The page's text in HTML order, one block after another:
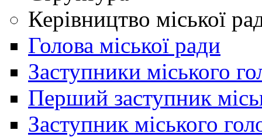
Керівництво міської
Голова міської ради
Заступники міського
Перший заступник
Заступник міського